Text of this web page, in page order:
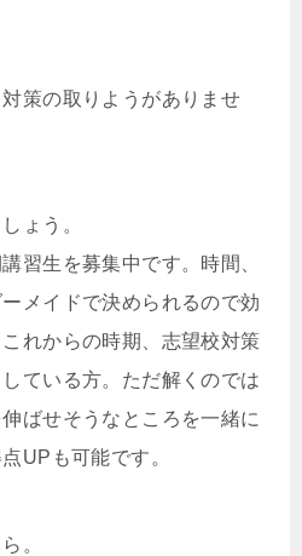
策の取りようがありませ
ょう。
習生を募集中です。時間、
メイドで決められるので効
れからの時期、志望校対策
ている方。ただ解くのでは
ばせそうなところを一緒に
UPも可能です。
。